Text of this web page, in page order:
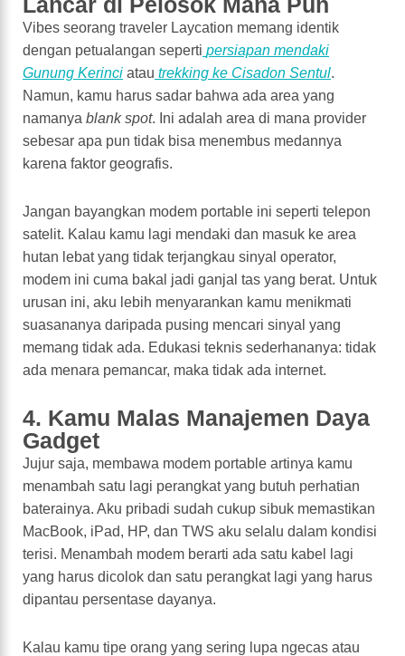
Vibes seorang traveler Laycation memang identik
dengan petualangan seperti persiapan mendaki
Gunung Kerinci atau trekking ke Cisadon Sentul.
Namun, kamu harus sadar bahwa ada area yang
namanya blank spot. Ini adalah area di mana provider
sebesar apa pun tidak bisa menembus medannya
karena faktor geografis.
Jangan bayangkan modem portable ini seperti telepon
satelit. Kalau kamu lagi mendaki dan masuk ke area
hutan lebat yang tidak terjangkau sinyal operator,
modem ini cuma bakal jadi ganjal tas yang berat. Untuk
urusan ini, aku lebih menyarankan kamu menikmati
suasananya daripada pusing mencari sinyal yang
memang tidak ada. Edukasi teknis sederhananya: tidak
ada menara pemancar, maka tidak ada internet.
4. Kamu Malas Manajemen Daya
Gadget
Jujur saja, membawa modem portable artinya kamu
menambah satu lagi perangkat yang butuh perhatian
baterainya. Aku pribadi sudah cukup sibuk memastikan
MacBook, iPad, HP, dan TWS aku selalu dalam kondisi
terisi. Menambah modem berarti ada satu kabel lagi
yang harus dicolok dan satu perangkat lagi yang harus
dipantau persentase dayanya.
Kalau kamu tipe orang yang sering lupa ngecas atau